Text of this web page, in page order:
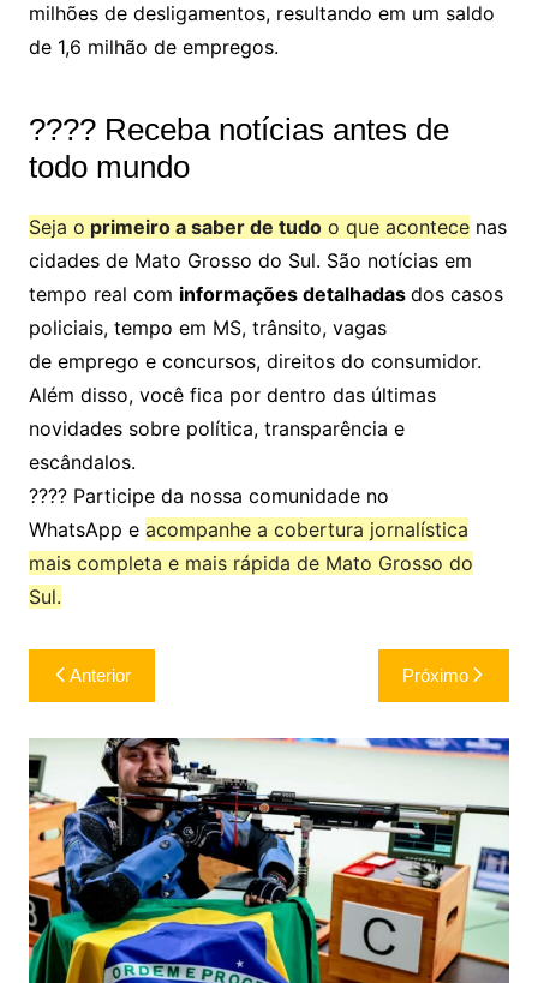
milhões de desligamentos, resultando em um saldo
de 1,6 milhão de empregos.
???? Receba notícias antes de
todo mundo
Seja o primeiro a saber de tudoo que acontecenas
cidades de Mato Grosso do Sul. São notícias em
tempo real com informações detalhadas dos casos
policiais, tempo em MS, trânsito, vagas
de emprego e concursos, direitos do consumidor.
Além disso, você fica por dentro das últimas
novidades sobre política, transparência e
escândalos.
???? Participe da nossa comunidade no
WhatsApp e acompanhe a cobertura jornalística
mais completa e mais rápida de Mato Grosso do
Sul.
Navegação
de
Post
Anterior Próximo